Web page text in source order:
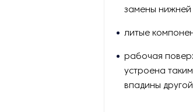
замены нижней
литые
рабочая
устроена
впадины